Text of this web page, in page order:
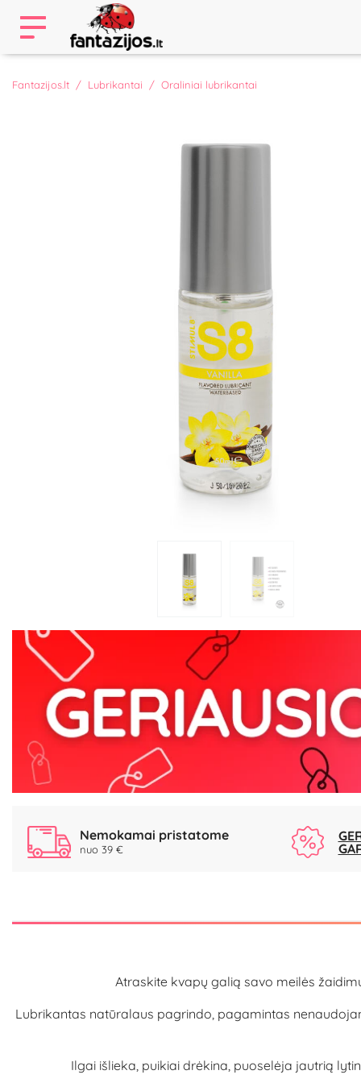
Fantazijos.lt Lubrikantai Oraliniai lubrikantai
Nemokamai pristatome
nuo 39 €
Atraskite kvapų galią savo meilės
Lubrikantas natūralaus pagrindo, pagamintas
Ilgai išlieka, puikiai drėkina, puoselėja jautrią